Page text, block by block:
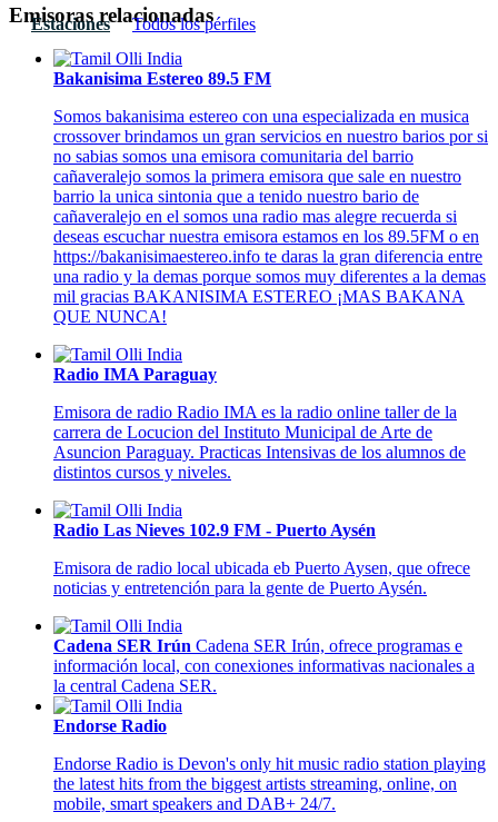
Estaciones Todos los pérfiles
Emisoras relacionadas
Bakanisima Estereo 89.5 FM
Somos bakanisima estereo con una especializada en musica
crossover brindamos un gran servicios en nuestro barios por si
no sabias somos una emisora comunitaria del barrio
cañaveralejo somos la primera emisora que sale en nuestro
barrio la unica sintonia que a tenido nuestro bario de
cañaveralejo en el somos una radio mas alegre recuerda si
deseas escuchar nuestra emisora estamos en los 89.5FM o en
https://bakanisimaestereo.info te daras la gran diferencia entre
una radio y la demas porque somos muy diferentes a la demas
mil gracias BAKANISIMA ESTEREO ¡MAS BAKANA
QUE NUNCA!
Radio IMA Paraguay
Emisora de radio Radio IMA es la radio online taller de la
carrera de Locucion del Instituto Municipal de Arte de
Asuncion Paraguay. Practicas Intensivas de los alumnos de
distintos cursos y niveles.
Radio Las Nieves 102.9 FM - Puerto Aysén
Emisora de radio local ubicada eb Puerto Aysen, que ofrece
noticias y entretención para la gente de Puerto Aysén.
Cadena SER Irún Cadena SER Irún, ofrece programas e
información local, con conexiones informativas nacionales a
la central Cadena SER.
Endorse Radio
Endorse Radio is Devon's only hit music radio station playing
the latest hits from the biggest artists streaming, online, on
mobile, smart speakers and DAB+ 24/7.